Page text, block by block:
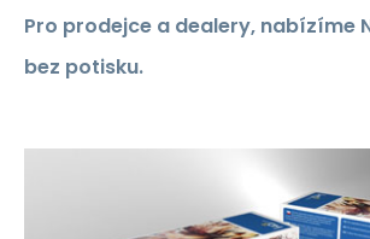
Pro prodejce a dealery, nabízíme
bez potisku.